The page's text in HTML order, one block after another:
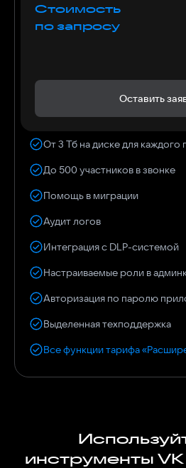
Стоимость
по запросу
Оставить
От 3 Тб на диске для каждого
До 500 участников в звонке
Помощь в миграции
Аудит логов
Интеграция с DLP-системой
Настраиваемые роли в
Авторизация по паролю
Выделенная техподдержка
Все функции тарифа
инструменты